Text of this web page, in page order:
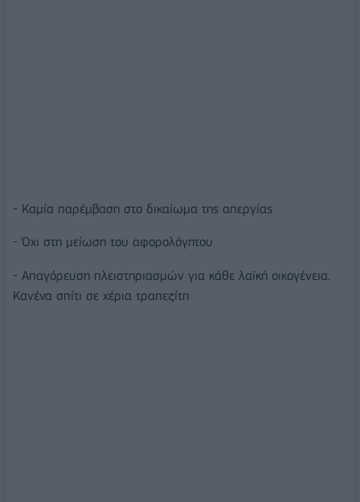
- Καμία παρέμβαση στο δικαίωμα της απεργίας
- Όχι στη μείωση του αφορολόγητου
- Απαγόρευση πλειστηριασμών για κάθε λαϊκή οικογένεια.
Κανένα σπίτι σε χέρια τραπεζίτη